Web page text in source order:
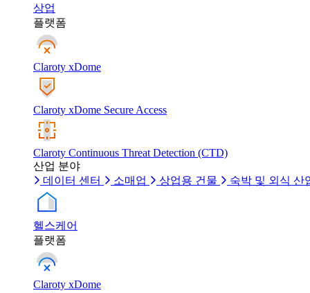
상업
플랫폼
Claroty xDome
Claroty xDome Secure Access
Claroty Continuous Threat Detection (CTD)
산업 분야
데이터 센터
소매업 상업용 건물 숙박 및 외식 산
헬스케어
플랫폼
Claroty xDome